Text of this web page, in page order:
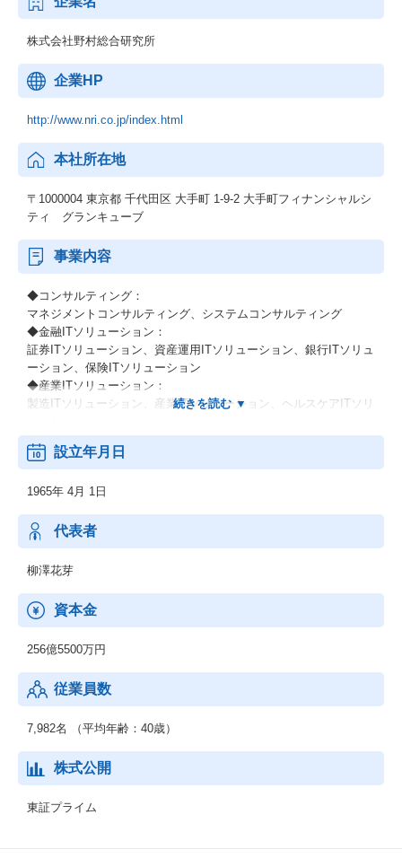
株式会社野村総合研究所
企業HP
http://www.nri.co.jp/index.html
本社所在地
〒1000004 東京都 千代田区 大手町 1-9-2 大手町フィナンシャルシ
ティ グランキューブ
事業内容
◆コンサルティング：
マネジメントコンサルティング、システムコンサルティング
◆金融ITソリューション：
証券ITソリューション、資産運用ITソリューション、銀行ITソリュ
ーション、保険ITソリューション
◆産業ITソリューション：
製造ITソリューション、産業ITソリューション、ヘルスケアITソリ
◆IT基盤サービス：
基盤ITソリューション、システム運用ソリューション、先端技術
（デジタルワークプレイス）
設立年月日
1965年 4月 1日
代表者
柳澤花芽
資本金
256億5500万円
従業員数
7,982名 （平均年齢：40歳）
株式公開
東証プライム